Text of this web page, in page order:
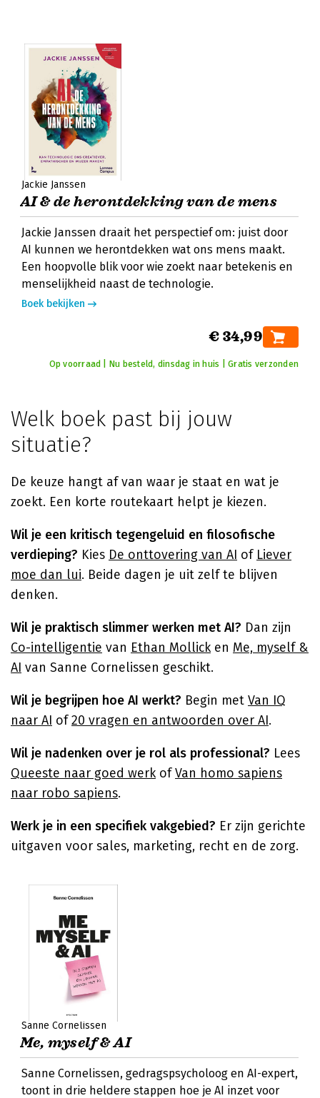
Jackie Janssen
AI & de herontdekking van de mens
Jackie Janssen draait het perspectief om: juist door
AI kunnen we herontdekken wat ons mens maakt.
Een hoopvolle blik voor wie zoekt naar betekenis en
menselijkheid naast de technologie.
Boek bekijken
€ 34,99
Op voorraad | Nu besteld, dinsdag in huis | Gratis verzonden
Welk boek past bij jouw
situatie?
De keuze hangt af van waar je staat en wat je
zoekt. Een korte routekaart helpt je kiezen.
Wil je een kritisch tegengeluid en filosofische
verdieping? Kies De onttovering van AI of Liever
moe dan lui. Beide dagen je uit zelf te blijven
denken.
Wil je praktisch slimmer werken met AI? Dan zijn
Co-intelligentie van Ethan Mollicken Me, myself &
AI van Sanne Cornelissen geschikt.
Wil je begrijpen hoe AI werkt? Begin met Van IQ
naar AI of20 vragen en antwoorden over AI.
Wil je nadenken over je rol als professional? Lees
Queeste naar goed werkofVan homo sapiens
naar robo sapiens.
Werk je in een specifiek vakgebied? Er zijn gerichte
uitgaven voor sales, marketing, recht en de zorg.
Sanne Cornelissen
Me, myself & AI
Sanne Cornelissen, gedragspsycholoog en AI-expert,
toont in drie heldere stappen hoe je AI inzet voor